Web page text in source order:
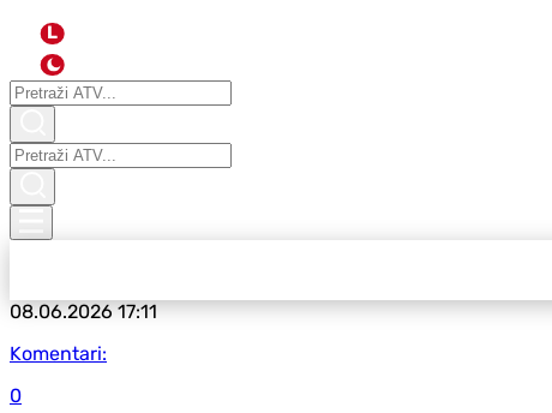
L
08.06.202617:11
Komentari:
0